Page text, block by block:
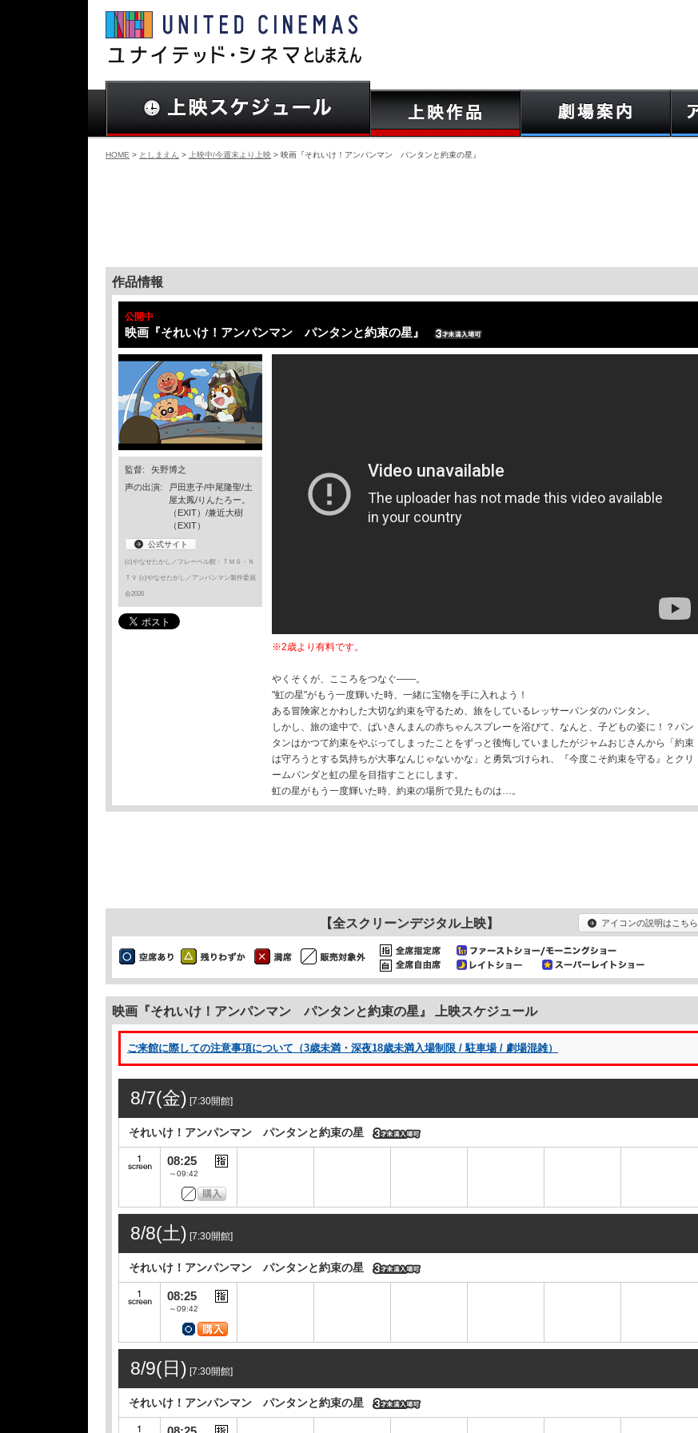
HOME > としまえん > 上映中/今週末より上映 > 映画『それいけ！アンパンマン パンタンと約束の星』
作品情報
公開中
映画『それいけ！アンパンマン パンタンと約束の星』
監督:
矢野博之
声の出演:
戸田恵子/中尾隆聖/土
屋太鳳/りんたろー。
（EXIT）/兼近大樹
（EXIT）
公式サイト
(c)やなせたかし／フレーベル館・ＴＭＳ・Ｎ
ＴＶ (c)やなせたかし／アンパンマン製作委員
会2026
※2歳より有料です。
やくそくが、こころをつなぐ――。
"虹の星"がもう一度輝いた時、一緒に宝物を手に入れよう！
ある冒険家とかわした大切な約束を守るため、旅をしているレッサーパンダのパンタン。
しかし、旅の途中で、ばいきんまんの赤ちゃんスプレーを浴びて、なんと、子どもの姿に！？パン
タンはかつて約束をやぶってしまったことをずっと後悔していましたがジャムおじさんから「約束
は守ろうとする気持ちが大事なんじゃないかな」と勇気づけられ、『今度こそ約束を守る』とクリ
ームパンダと虹の星を目指すことにします。
虹の星がもう一度輝いた時、約束の場所で見たものは…。
【全スクリーンデジタル上映】 アイコンの説明はこちら
映画『それいけ！アンパンマン パンタンと約束の星』 上映スケジュール
ご来館に際しての注意事項について（3歳未満・深夜18歳未満入場制限 / 駐車場 / 劇場混雑）
8/7(金) [7:30開館]
それいけ！アンパンマン パンタンと約束の星
08:25
～09:42
8/8(土) [7:30開館]
それいけ！アンパンマン パンタンと約束の星
08:25
～09:42
8/9(日) [7:30開館]
それいけ！アンパンマン パンタンと約束の星